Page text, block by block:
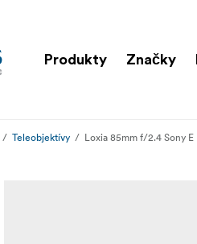
Produkty Značky
Teleobjektívy Loxia 85mm f/2.4 Sony E